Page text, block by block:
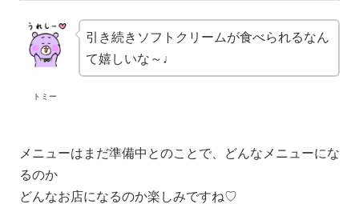
トミー
引き続きソフトクリームが食べられるなん
て嬉しいな～♩
メニューはまだ準備中とのことで、どんなメニューにな
るのか
どんなお店になるのか楽しみですね♡